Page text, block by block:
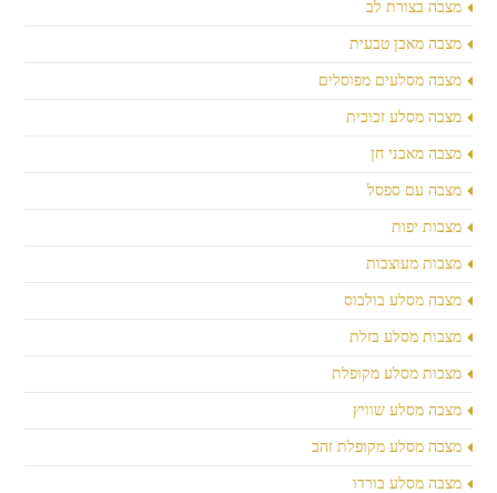
מצבה בצורת לב
מצבה מאבן טבעית
מצבה מסלעים מפוסלים
מצבה מסלע זכוכית
מצבה מאבני חן
מצבה עם ספסל
מצבות יפות
מצבות מעוצבות
מצבה מסלע בולבוס
מצבות מסלע בזלת
מצבות מסלע מקופלת
מצבה מסלע שוויץ
מצבה מסלע מקופלת זהב
מצבה מסלע בורדו